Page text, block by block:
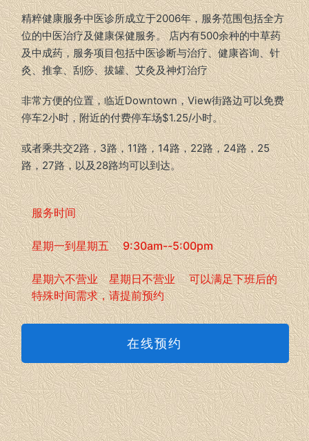
精粹健康服务中医诊所成立于2006年，服务范围包括全方
位的中医治疗及健康保健服务。 店内有500余种的中草药
及中成药，服务项目包括中医诊断与治疗、健康咨询、针
灸、推拿、刮痧、拔罐、艾灸及神灯治疗
非常方便的位置，临近Downtown，View街路边可以免费
停车2小时，附近的付费停车场$1.25/小时。
或者乘共交2路，3路，11路，14路，22路，24路，25
路，27路，以及28路均可以到达。
服务时间
星期一到星期五 9:30am--5:00pm
星期六不营业 星期日不营业 可以满足下班后的
特殊时间需求，请提前预约
在线预约